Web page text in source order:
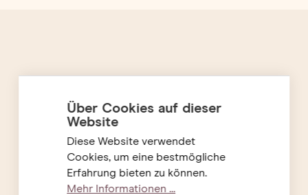
Wir informieren Dich regelmässig über
Aktionen, Veranstaltungen und News
aus unserer Weinwelt. Mit Deiner
Anmeldung akzeptierst Du unsere
allgemeinem
Über Cookies auf dieser
Website
Diese Website verwendet
Cookies, um eine bestmögliche
Erfahrung bieten zu können.
Mehr Informationen ...